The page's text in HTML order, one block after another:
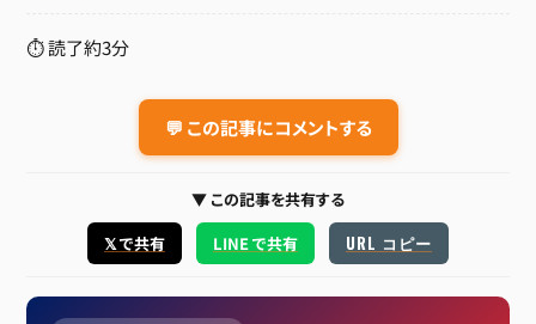
⏱ 読了約3分
💬 この記事にコメントする
▼ この記事を共有する
𝕏 で共有
LINE で共有 URL コピー